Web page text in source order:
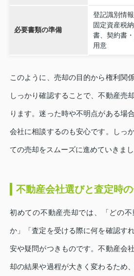
必要書類の準備
登記識別情報
固定資産税
書、契約書
用意
このように、売却の目的から権利関
しっかり確認することで、不動産売
ります。迷った時や不明点がある場
会社に相談するのも安心です。しっ
ての売却をスムーズに進めていきまし
不動産会社選びと査定時
初めての不動産売却では、「どの
か」「査定を受ける際に何を確認す
安や疑問がつきものです。不動産会
却の結果や過程が大きく変わるため